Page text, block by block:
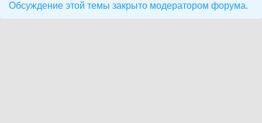
Обсуждение этой темы закрыто модератором форума.